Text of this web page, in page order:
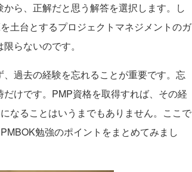
ら、正解だと思う解答を選択します。し
土台とするプロジェクトマネジメントのガ
らないのです。
過去の経験を忘れることが重要です。忘
けです。PMP資格を取得すれば、その経
なることはいうまでもありません。ここで
勉強のポイントをまとめてみまし